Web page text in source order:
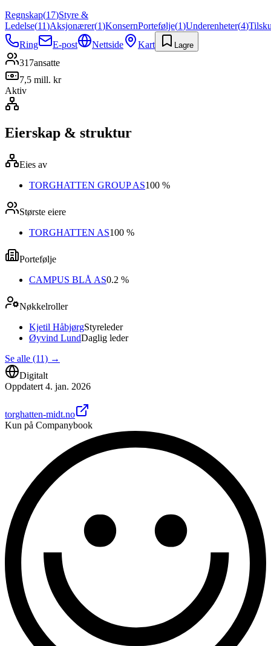
Regnskap(17)Styre &
Ledelse(11)Aksjonærer(1)KonsernPortefølje(1)Underenheter(4)
Ring
E-post Nettside Kart Lagre
317ansatte
7,5 mill. kr
Aktiv
Eierskap & struktur
Eies av
TORGHATTEN GROUP AS100 %
Største eiere
TORGHATTEN AS100 %
Portefølje
CAMPUS BLÅ AS0.2 %
Nøkkelroller
Kjetil HåbjørgStyreleder
Øyvind LundDaglig leder
Se alle (11) →
Digitalt
Oppdatert 4. jan. 2026
torghatten-midt.no
Kun på Companybook